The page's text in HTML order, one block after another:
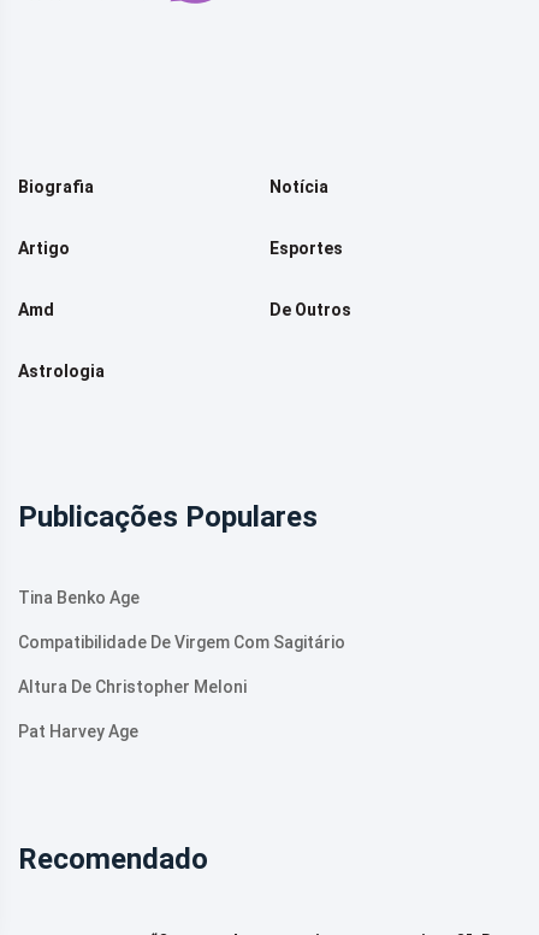
Biografia Notícia
Artigo Esportes
Amd De Outros
Astrologia
Publicações Populares
Tina Benko Age
Compatibilidade De Virgem Com Sagitário
Altura De Christopher Meloni
Pat Harvey Age
Recomendado